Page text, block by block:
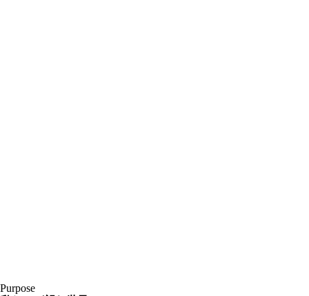
Purpose